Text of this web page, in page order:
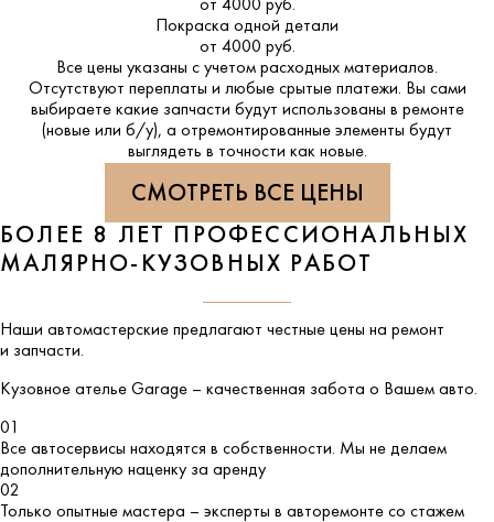
от 4000 руб.
Покраска одной детали
от 4000 руб.
Все цены указаны с учетом расходных материалов.
Отсутствуют переплаты и любые срытые платежи. Вы сами
выбираете какие запчасти будут использованы в ремонте
(новые или б/у), а отремонтированные элементы будут
выглядеть в точности как новые.
СМОТРЕТЬ ВСЕ ЦЕНЫ
БОЛЕЕ 8 ЛЕТ ПРОФЕССИОНАЛЬНЫХ
МАЛЯРНО-КУЗОВНЫХ РАБОТ
Наши автомастерские предлагают честные цены на ремонт
и запчасти.
Кузовное ателье Garage – качественная забота о Вашем авто.
01
Все автосервисы находятся в собственности. Мы не делаем
дополнительную наценку за аренду
02
Только опытные мастера – эксперты в авторемонте со стажем